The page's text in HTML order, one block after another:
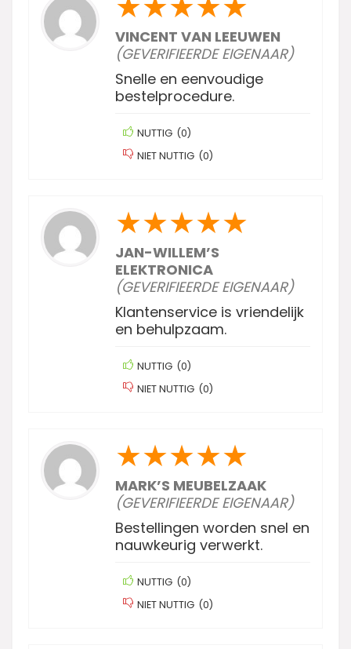
VINCENT VAN LEEUWEN
(GEVERIFIEERDE EIGENAAR)
Snelle en eenvoudige
bestelprocedure.
NUTTIG (0)
NIET NUTTIG (0)
★★★★★
JAN-WILLEM’S
ELEKTRONICA
(GEVERIFIEERDE EIGENAAR)
Klantenservice is vriendelijk
en behulpzaam.
NUTTIG (0)
NIET NUTTIG (0)
★★★★★
MARK’S MEUBELZAAK
(GEVERIFIEERDE EIGENAAR)
Bestellingen worden snel en
nauwkeurig verwerkt.
NUTTIG (0)
NIET NUTTIG (0)